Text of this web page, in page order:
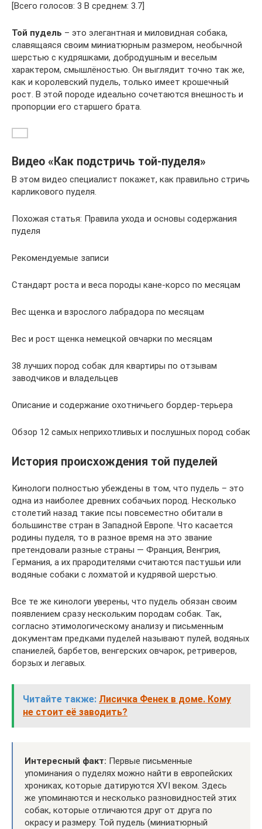
[Всего голосов: 3 В среднем: 3.7]
Той пудель – это элегантная и миловидная собака,
славящаяся своим миниатюрным размером, необычной
шерстью с кудряшками, добродушным и веселым
характером, смышлёностью. Он выглядит точно так же,
как и королевский пудель, только имеет крошечный
рост. В этой породе идеально сочетаются внешность и
пропорции его старшего брата.
Видео «Как подстричь той-пуделя»
В этом видео специалист покажет, как правильно стричь
карликового пуделя.
Похожая статья: Правила ухода и основы содержания
пуделя
Рекомендуемые записи
Стандарт роста и веса породы кане-корсо по месяцам
Вес щенка и взрослого лабрадора по месяцам
Вес и рост щенка немецкой овчарки по месяцам
38 лучших пород собак для квартиры по отзывам
заводчиков и владельцев
Описание и содержание охотничьего бордер-терьера
Обзор 12 самых неприхотливых и послушных пород собак
История происхождения той пуделей
Кинологи полностью убеждены в том, что пудель – это
одна из наиболее древних собачьих пород. Несколько
столетий назад такие псы повсеместно обитали в
большинстве стран в Западной Европе. Что касается
родины пуделя, то в разное время на это звание
претендовали разные страны — Франция, Венгрия,
Германия, а их прародителями считаются пастушьи или
водяные собаки с лохматой и кудрявой шерстью.
Все те же кинологи уверены, что пудель обязан своим
появлением сразу нескольким породам собак. Так,
согласно этимологическому анализу и письменным
документам предками пуделей называют пулей, водяных
спаниелей, барбетов, венгерских овчарок, ретриверов,
борзых и легавых.
Читайте также: Лисичка Фенек в доме. Кому
не стоит её заводить?
Интересный факт: Первые письменные
упоминания о пуделях можно найти в европейских
хрониках, которые датируются XVI веком. Здесь
же упоминаются и несколько разновидностей этих
собак, которые отличаются друг от друга по
окрасу и размеру. Той пудель (миниатюрный